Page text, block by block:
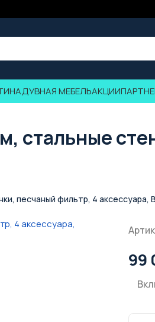
НАДУВНАЯ МЕБЕЛЬАКЦИИ
стальные
песчаный фильтр, 4 аксессуара,
99